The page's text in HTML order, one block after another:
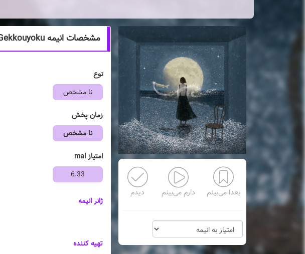
بعدا می‌بینم دارم می‌بینم دیدم
مشخصات انیمه Gekkouyoku
نوع
نا مشخص
زمان پخش
نا مشخص
امتیاز mal
6.33
ژانر انیمه
تهیه کننده